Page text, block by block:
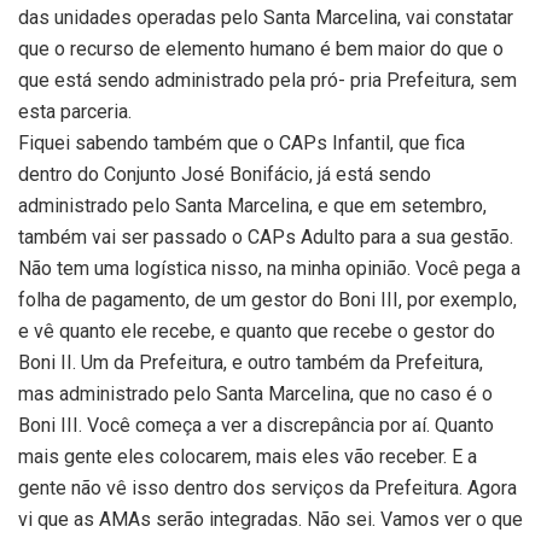
das unidades operadas pelo Santa Marcelina, vai constatar
que o recurso de elemento humano é bem maior do que o
que está sendo administrado pela pró- pria Prefeitura, sem
esta parceria.
Fiquei sabendo também que o CAPs Infantil, que fica
dentro do Conjunto José Bonifácio, já está sendo
administrado pelo Santa Marcelina, e que em setembro,
também vai ser passado o CAPs Adulto para a sua gestão.
Não tem uma logística nisso, na minha opinião. Você pega a
folha de pagamento, de um gestor do Boni III, por exemplo,
e vê quanto ele recebe, e quanto que recebe o gestor do
Boni II. Um da Prefeitura, e outro também da Prefeitura,
mas administrado pelo Santa Marcelina, que no caso é o
Boni III. Você começa a ver a discrepância por aí. Quanto
mais gente eles colocarem, mais eles vão receber. E a
gente não vê isso dentro dos serviços da Prefeitura. Agora
vi que as AMAs serão integradas. Não sei. Vamos ver o que